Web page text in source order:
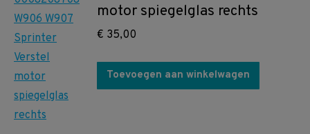
motor spiegelglas rechts
€ 35,00
Toevoegen aan winkelwagen